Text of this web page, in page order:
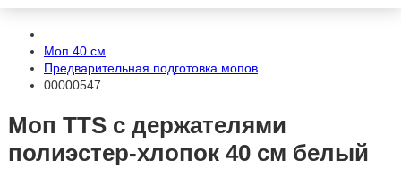
Моп 40 см
Предварительная подготовка мопов
00000547
Моп TTS с держателями
полиэстер-хлопок 40 см белый